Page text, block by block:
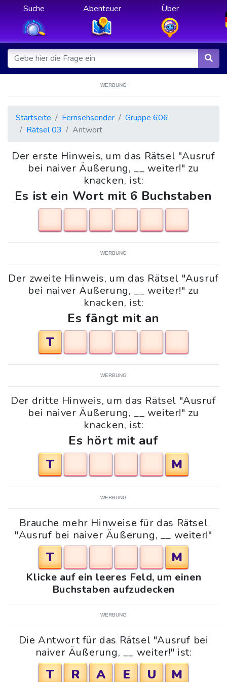
Suche Abenteuer Über
WERBUNG
Startseite Fernsehsender
Gruppe 606
Rätsel 03
Antwort
Der erste Hinweis, um das Rätsel "Ausruf
bei naiver Äußerung, __ weiter!" zu
knacken, ist:
Es ist ein Wort mit 6 Buchstaben
WERBUNG
Der zweite Hinweis, um das Rätsel "Ausruf
bei naiver Äußerung, __ weiter!" zu
knacken, ist:
Es fängt mit an
T
WERBUNG
Der dritte Hinweis, um das Rätsel "Ausruf
bei naiver Äußerung, __ weiter!" zu
knacken, ist:
Es hört mit auf
T
M
WERBUNG
Brauche mehr Hinweise für das Rätsel
"Ausruf bei naiver Äußerung, __ weiter!"
T M
Klicke auf ein leeres Feld, um einen
Buchstaben aufzudecken
WERBUNG
Die Antwort für das Rätsel "Ausruf bei
naiver Äußerung, __ weiter!" ist:
T R A E U M